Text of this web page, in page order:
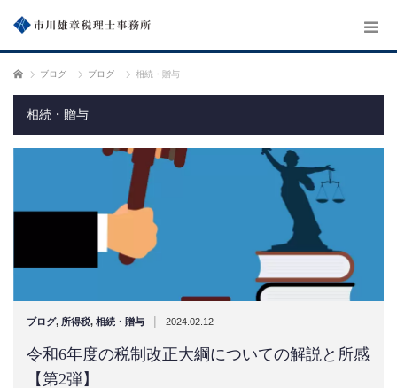
ホーム ブログ ブログ 相続・贈与
相続・贈与
ブログ, 所得税, 相続・贈与 | 2024.02.12
令和6年度の税制改正大綱についての解説と所感
【第2弾】